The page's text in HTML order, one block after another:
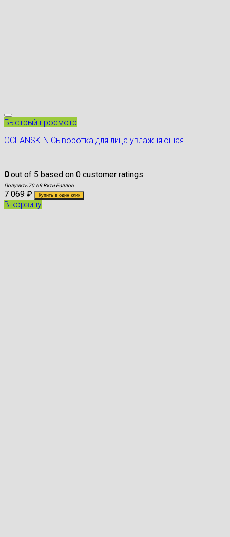
Быстрый просмотр
OCEANSKIN Сыворотка для лица увлажняющая
0out of 5 based on 0 customer ratings
Получить 70.69 Вити Баллов
7 069 ₽ Купить в один клик
В корзину